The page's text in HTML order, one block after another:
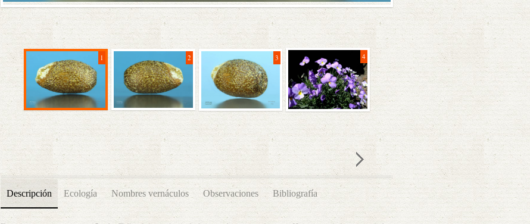
1 2 3 4
5
Descripción Ecología Nombres vernáculos Observaciones Bibliografía